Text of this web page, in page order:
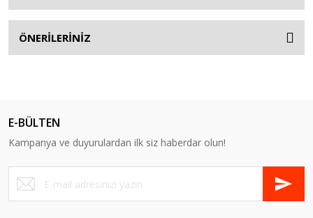
ÖNERİLERİNİZ
E-BÜLTEN
Kampanya ve duyurulardan ilk siz haberdar olun!